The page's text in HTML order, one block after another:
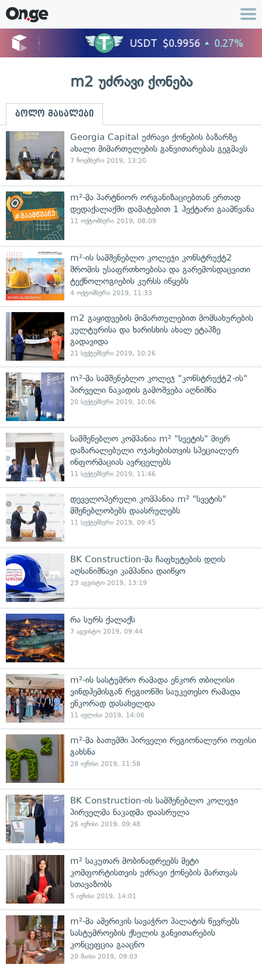
m2 უძრავი ქონება
ბოლო მასალები
Georgia Capital უძრავი ქონების ბაზარზე
ახალი მიმართულების განვითარებას გეგმავს
7 ნოემბერი 2019, 13:20
m²-მა პარტნიორ ორგანიზაციებთან ერთად
დედაქალაქში დამატებით 1 ჰექტარი გაამწვანა
11 ოქტომბერი 2019, 08:09
m²-ის სამშენებლო კოლეჯი კონსტრუქტ2
შრომის უსაფრთხოებისა და გარემოსდაცვითი
ტექნოლოგიების კურსს იწყებს
4 ოქტომბერი 2019, 11:33
m2 გაყიდვების მიმართულებით მომსახურების
კულტურისა და ხარისხის ახალ ეტაპზე
გადავიდა
21 სექტემბერი 2019, 10:26
m²-მა სამშენებლო კოლეჯ "კონსტრუქტ2-ის"
პირველი ნაკადის გამოშვება აღნიშნა
20 სექტემბერი 2019, 10:06
სამშენებლო კომპანია m² "სვეტის" მიერ
დაზარალებული ოჯახებისთვის სპეციალურ
ინფორმაციას ავრცელებს
11 სექტემბერი 2019, 11:46
დეველოპერული კომპანია m² "სვეტის"
მშენებლობებს დაასრულებს
11 სექტემბერი 2019, 09:45
BK Construction-მა ჩაფხუტების დღის
აღსანიშნავი კამპანია დაიწყო
23 აგვისტო 2019, 13:19
რა სურს ქალაქს
7 აგვისტო 2019, 09:44
m²-ის სასტუმრო რამადა ენკორ თბილისი
ვინდჰემისგან რეგიონში საუკეთესო რამადა
ენკორად დასახელდა
11 ივლისი 2019, 14:06
m²-მა ბათუმში პირველი რეგიონალური ოფისი
გახსნა
28 ივნისი 2019, 11:58
BK Construction-ის სამშენებლო კოლეჯი
პირველმა ნაკადმა დაასრულა
26 ივნისი 2019, 09:48
m² საკუთარ მობინადრეებს მეტი
კომფორტისთვის უძრავი ქონების მართვას
სთავაზობს
5 ივნისი 2019, 14:01
m²-მა ამერიკის სავაჭრო პალატის წევრებს
სასტუმროების ქსელის განვითარების
კონცეფცია გააცნო
20 მაისი 2019, 09:03